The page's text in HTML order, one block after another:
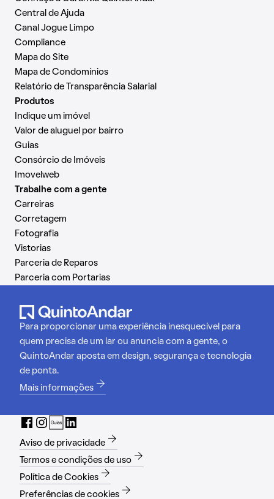
Central de Ajuda
Canal Jogue Limpo
Compliance
Mapa do Site
Mapa de Condomínios
Relatório de Transparência Salarial
Produtos
Indique um imóvel
Valor de aluguel por bairro
Guias
Consórcio de Imóveis
Imovelweb
Trabalhe com a gente
Carreiras
Corretagem
Fotografia
Vistorias
Parceria de Reparos
Parceria com Portarias
Para proporcionar uma experiência inesquecível para
quem precisa de um lar ou anuncia com a gente, o
QuintoAndar aposta em design, segurança e tecnologia
de ponta.
Mais informações
Aviso de privacidade
Termos e condições de uso
Política de Cookies
Preferências de cookies